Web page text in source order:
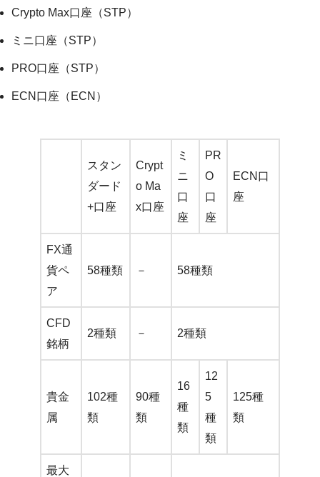
Crypto Max口座（STP）
ミニ口座（STP）
PRO口座（STP）
ECN口座（ECN）
スタン
ダード
+口座
Crypt
o Ma
x口座
ミ
ニ
口
座
PR
O
口
座
ECN口
座
FX通
貨ペ
ア
58種類 － 58種類
CFD
銘柄
2種類 － 2種類
貴金
属
102種
類
90種
類
16
種
類
12
5
種
類
125種
類
最大